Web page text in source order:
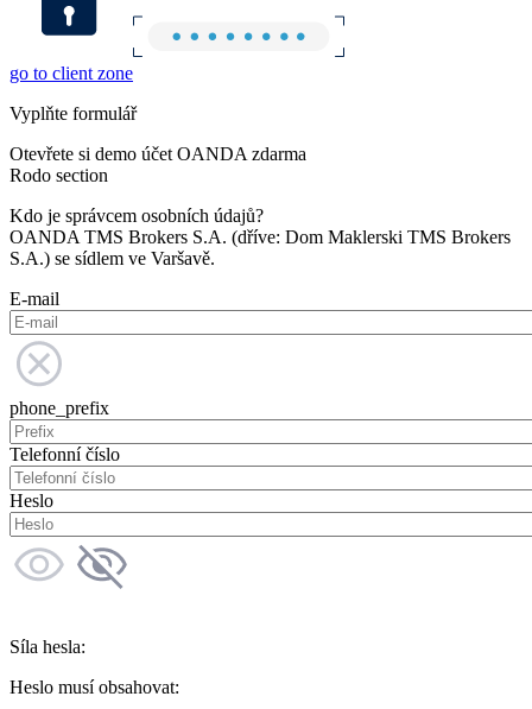
go to client zone
Vyplňte formulář
Otevřete si demo účet OANDA zdarma
Rodo section
Kdo je správcem osobních údajů?
OANDA TMS Brokers S.A. (dříve: Dom Maklerski TMS Brokers
S.A.) se sídlem ve Varšavě.
E-mail
phone_prefix
Telefonní číslo
Heslo
Síla hesla:
Heslo musí obsahovat: